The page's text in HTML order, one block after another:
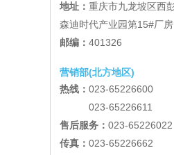
地址： 重庆市九龙坡区西
森迪时代产业园第15#厂房
邮编： 401326
营销部(北方地区)
热线： 023-65226600
023-65226611
售后服务： 023-65226022
传真： 023-65226662